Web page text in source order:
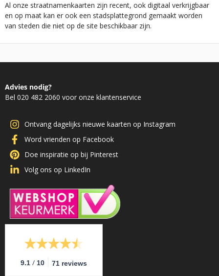
Al onze straatnamenkaarten zijn recent, ook digitaal verkrijgbaar
en op maat kan er ook een stadsplattegrond gemaakt worden
van steden die niet op de site beschikbaar zijn.
Advies nodig?
Bel 020 482 2060 voor onze klantenservice
Ontvang dagelijks nieuwe kaarten op Instagram
Word vrienden op Facebook
Doe inspiratie op bij Pinterest
Volg ons op LinkedIn
9.1 / 10 71 reviews